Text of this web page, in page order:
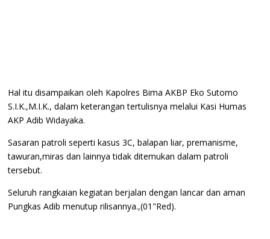
Hal itu disampaikan oleh Kapolres Bima AKBP Eko Sutomo
S.I.K.,M.I.K., dalam keterangan tertulisnya melalui Kasi Humas
AKP Adib Widayaka.
Sasaran patroli seperti kasus 3C, balapan liar, premanisme,
tawuran,miras dan lainnya tidak ditemukan dalam patroli
tersebut.
Seluruh rangkaian kegiatan berjalan dengan lancar dan aman
Pungkas Adib menutup rilisannya.,(01"Red).